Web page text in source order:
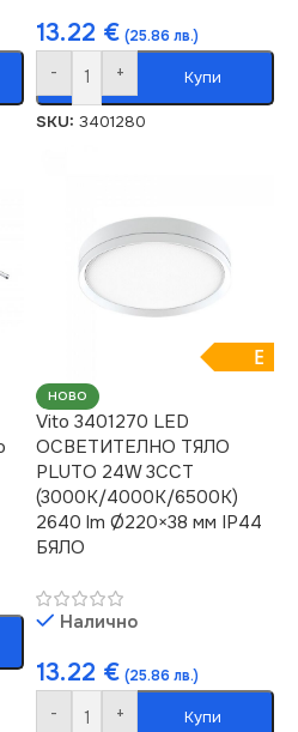
13.22 € (25.86 лв.)
- + Купи
SKU: 3401280
E
НОВО
Vito 3401270 LED
ОСВЕТИТЕЛНО ТЯЛО
PLUTO 24W 3CCT
(3000K/4000K/6500K)
2640 lm Ø220×38 мм IP44
БЯЛО
Налично
13.22 € (25.86 лв.)
- + Купи